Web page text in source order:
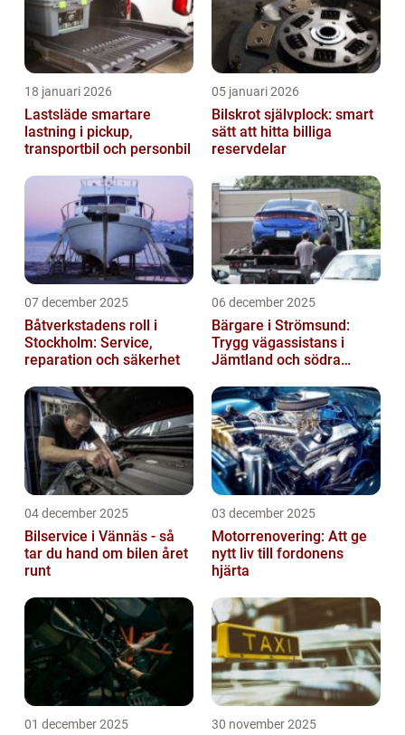
18 januari 2026
Lastsläde smartare
lastning i pickup,
transportbil och personbil
05 januari 2026
Bilskrot självplock: smart
sätt att hitta billiga
reservdelar
07 december 2025
Båtverkstadens roll i
Stockholm: Service,
reparation och säkerhet
06 december 2025
Bärgare i Strömsund:
Trygg vägassistans i
Jämtland och södra
04 december 2025
Bilservice i Vännäs - så
tar du hand om bilen året
runt
03 december 2025
Motorrenovering: Att ge
nytt liv till fordonens
hjärta
01 december 2025 30 november 2025